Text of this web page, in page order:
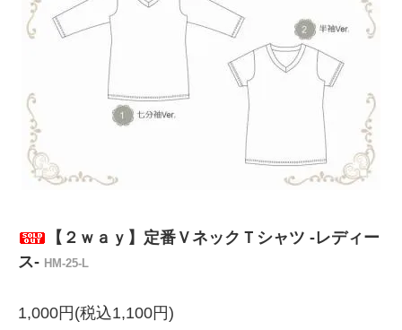
【２ｗａｙ】定番ＶネックＴシャツ -レディー
ス- HM-25-L
1,000円(税込1,100円)